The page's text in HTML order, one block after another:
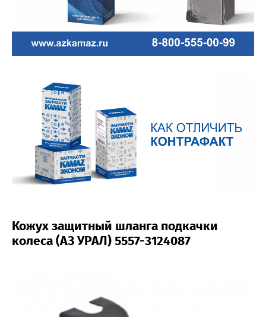
Кожух защитный шланга подкачки
колеса (АЗ УРАЛ) 5557-3124087